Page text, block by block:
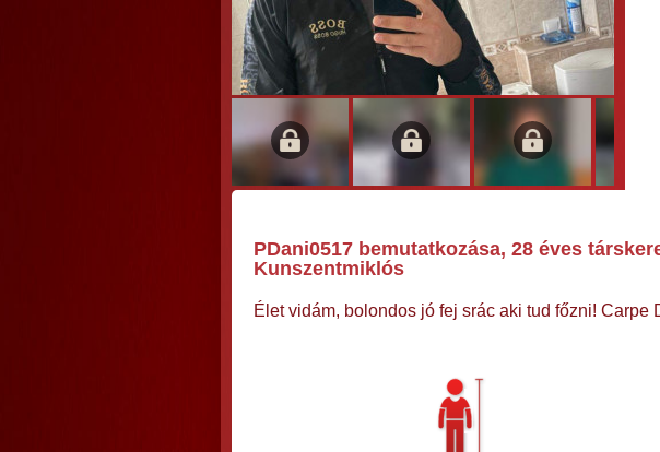
PDani0517 bemutatkozása, 28 éves
Kunszentmiklós
Élet vidám, bolondos jó fej srác aki tud főzni! Carpe